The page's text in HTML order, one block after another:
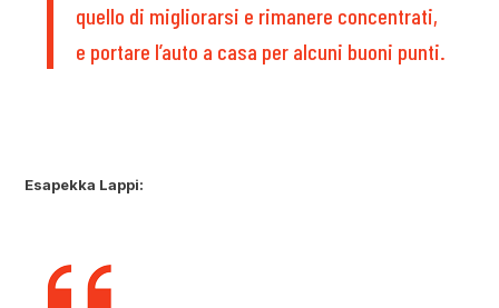
quello di migliorarsi e rimanere concentrati,
e portare l’auto a casa per alcuni buoni punti.
Esapekka Lappi: